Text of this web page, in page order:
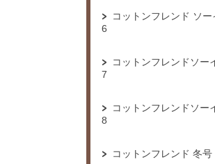
コットンフレンド ソー
6
コットンフレンドソー
7
コットンフレンドソー
8
コットンフレンド 冬号